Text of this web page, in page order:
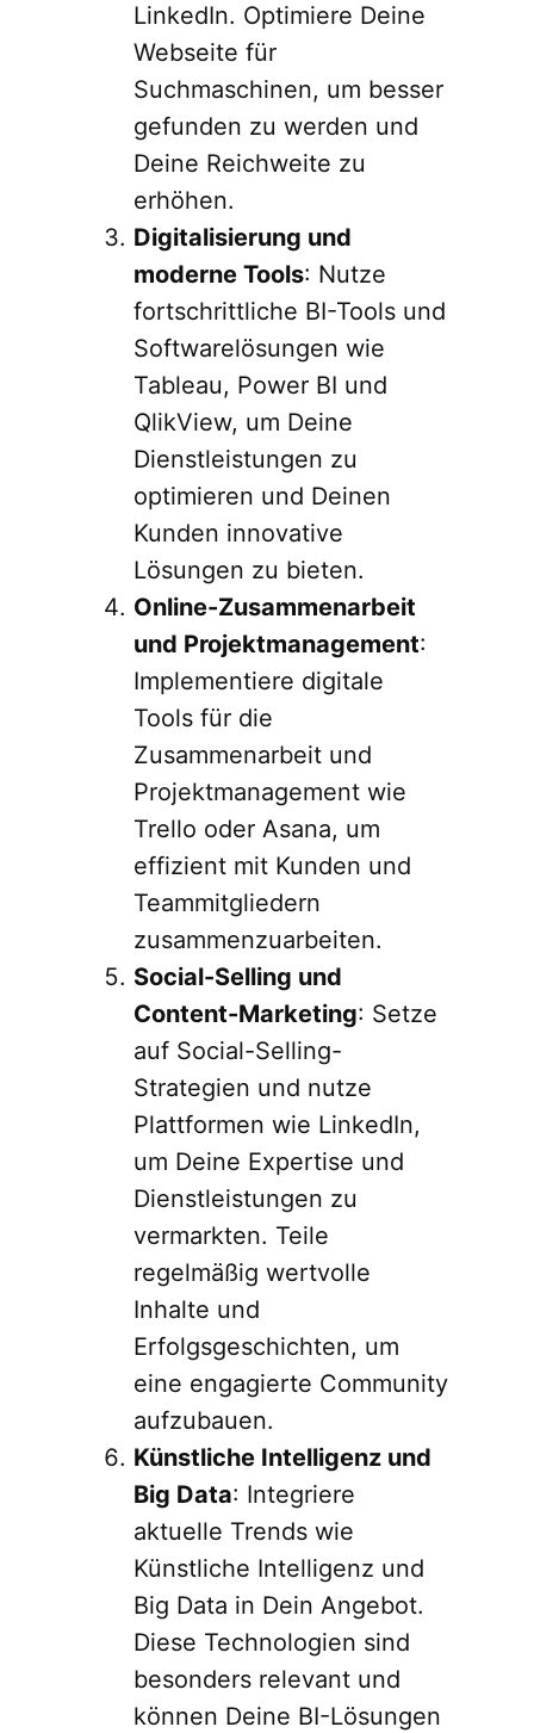
LinkedIn. Optimiere Deine
Webseite für
Suchmaschinen, um besser
gefunden zu werden und
Deine Reichweite zu
erhöhen.
Digitalisierung und
moderne Tools: Nutze
fortschrittliche BI-Tools und
Softwarelösungen wie
Tableau, Power BI und
QlikView, um Deine
Dienstleistungen zu
optimieren und Deinen
Kunden innovative
Lösungen zu bieten.
Online-Zusammenarbeit
und Projektmanagement:
Implementiere digitale
Tools für die
Zusammenarbeit und
Projektmanagement wie
Trello oder Asana, um
effizient mit Kunden und
Teammitgliedern
zusammenzuarbeiten.
Social-Selling und
Content-Marketing: Setze
auf Social-Selling-
Strategien und nutze
Plattformen wie LinkedIn,
um Deine Expertise und
Dienstleistungen zu
vermarkten. Teile
regelmäßig wertvolle
Inhalte und
Erfolgsgeschichten, um
eine engagierte Community
aufzubauen.
Künstliche Intelligenz und
Big Data: Integriere
aktuelle Trends wie
Künstliche Intelligenz und
Big Data in Dein Angebot.
Diese Technologien sind
besonders relevant und
können Deine BI-Lösungen